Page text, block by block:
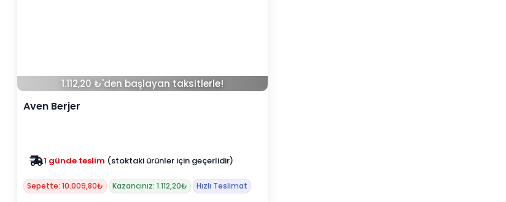
1.112,20 ₺'den başlayan taksitlerle!
Aven Berjer
1 günde teslim (stoktaki ürünler için geçerlidir)
Sepette: 10.009,80₺ Kazancınız: 1.112,20₺ Hızlı Teslimat